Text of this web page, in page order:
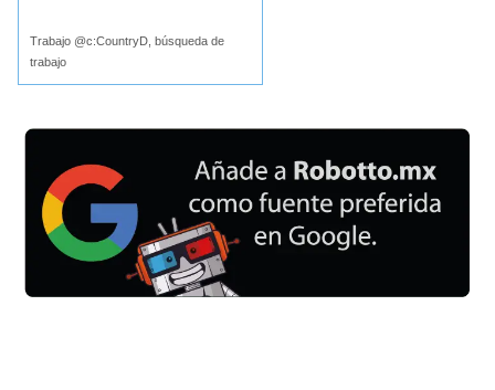
Trabajo @c:CountryD, búsqueda de
trabajo